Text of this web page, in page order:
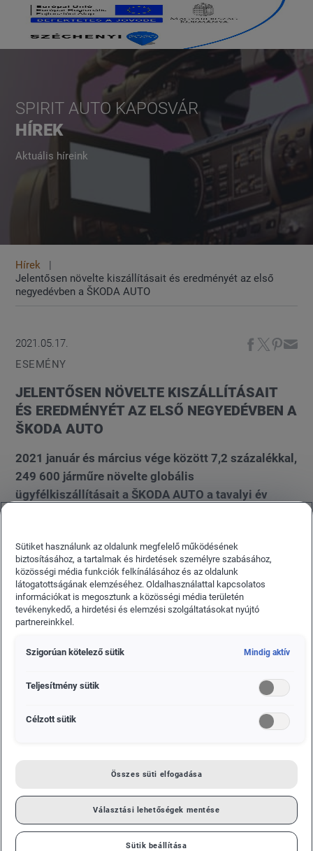
SPIRIT AUTO KAPOSVÁR
HÍREK
Aktuális híreink
Hírek
Jelentősen növelte kiszállításait és eredményét az első
negyedévben a ŠKODA AUTO
2021.05.17.
ESEMÉNY
JELENTŐSEN NÖVELTE KISZÁLLÍTÁSAIT
ÉS EREDMÉNYÉT AZ ELSŐ NEGYEDÉVBEN A
ŠKODA AUTO
2021 január és március vége között 7,2 százalékkal,
249 600 járműre növelte globális
ügyfélkiszállításait a ŠKODA AUTO a tavalyi év
növekedést jelent az előző év ugyanezen
időszakához viszonyítva. A ŠKODA AUTO Csoport*
448 millió eurós működési eredménye 46,1
százalékkal haladja meg az előző év megfelelő
időszakáét, miközben árbevétel-arányos nyeresége
ezzel folytatódtak 2020 második felének kedvező
Sütiket használunk az oldalunk megfelelő működésének
biztosításához, a tartalmak és hirdetések személyre szabásához,
közösségi média funkciók felkínálásához és az oldalunk
látogatottságának elemzéséhez. Oldalhasználattal kapcsolatos
információkat is megosztunk a közösségi média területén
tevékenykedő, a hirdetési és elemzési szolgáltatásokat nyújtó
partnereinkkel.
Szigorúan kötelező sütik Mindig aktív
Teljesítmény sütik
Célzott sütik
Összes süti elfogadása
Választási lehetőségek mentése
Sütik beállítása